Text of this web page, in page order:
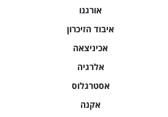
אורגנו
איבוד הזיכרון
אכיניצאה
אלרגיה
אסטרגלוס
אקנה